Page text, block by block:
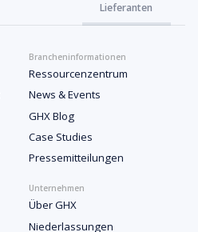
Lieferanten
Brancheninformationen
Ressourcenzentrum
News & Events
GHX Blog
Case Studies
Pressemitteilungen
Unternehmen
Über GHX
Niederlassungen